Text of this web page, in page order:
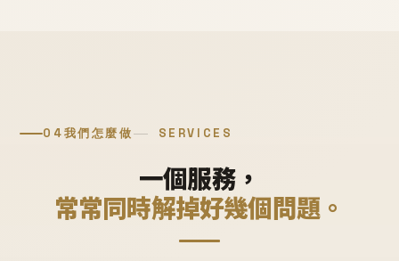
04我們怎麼做 SERVICES
一個服務，
常常同時解掉好幾個問題。